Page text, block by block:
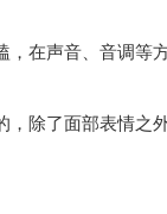
，在声音、音调等
，除了面部表情